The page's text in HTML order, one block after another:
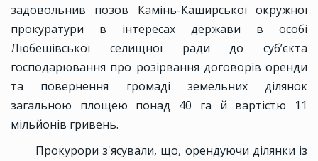
задовольнив позов Камінь-Каширської окружної
прокуратури в інтересах держави в особі
Любешівської селищної ради до суб’єкта
господарювання про розірвання договорів оренди
та повернення громаді земельних ділянок
загальною площею понад 40 га й вартістю 11
мільйонів гривень.
Прокурори з'ясували, що, орендуючи ділянки із